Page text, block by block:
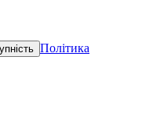
Політика